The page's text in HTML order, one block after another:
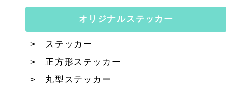
オリジナルステッカー
ステッカー
正方形ステッカー
丸型ステッカー